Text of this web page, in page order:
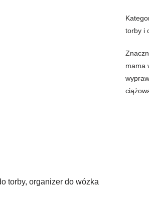
torby i
mama
torby, organizer do wózka